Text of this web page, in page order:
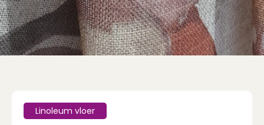
Linoleum vloer